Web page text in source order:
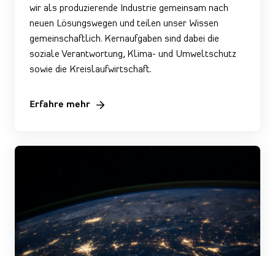
wir als produzierende Industrie gemeinsam nach
neuen Lösungswegen und teilen unser Wissen
gemeinschaftlich. Kernaufgaben sind dabei die
soziale Verantwortung, Klima- und Umweltschutz
sowie die Kreislaufwirtschaft.
Erfahre mehr